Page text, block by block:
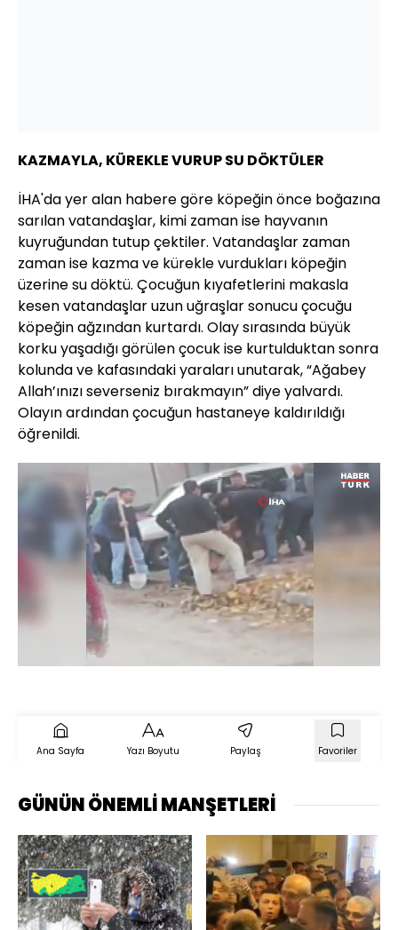
KAZMAYLA, KÜREKLE VURUP SU DÖKTÜLER
İHA'da yer alan habere göre köpeğin önce boğazına
sarılan vatandaşlar, kimi zaman ise hayvanın
kuyruğundan tutup çektiler. Vatandaşlar zaman
zaman ise kazma ve kürekle vurdukları köpeğin
üzerine su döktü. Çocuğun kıyafetlerini makasla
kesen vatandaşlar uzun uğraşlar sonucu çocuğu
köpeğin ağzından kurtardı. Olay sırasında büyük
korku yaşadığı görülen çocuk ise kurtulduktan sonra
kolunda ve kafasındaki yaraları unutarak, “Ağabey
Allah’ınızı severseniz bırakmayın” diye yalvardı.
Olayın ardından çocuğun hastaneye kaldırıldığı
öğrenildi.
Sesi
Aç
Yüklendi:
Hızı
Ana Sayfa Yazı Boyutu Paylaş Favoriler
GÜNÜN ÖNEMLİ MANŞETLERİ